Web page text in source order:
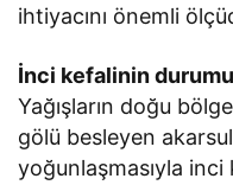
ihtiyacını önemli
İnci kefalinin
Yağışların doğu
gölü besleyen
yoğunlaşmasıyla